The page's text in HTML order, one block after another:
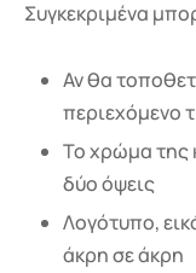
Συγκεκριμένα
Αν θα
περιεχόμενο
Το χρώμα της
δύο όψεις
Λογότυπο,
άκρη σε άκρη